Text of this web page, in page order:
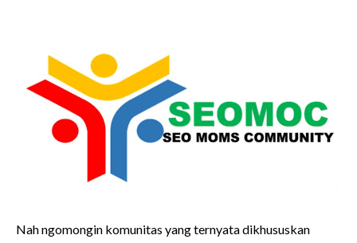
Nah ngomongin komunitas yang ternyata dikhususkan